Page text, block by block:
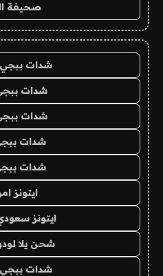
صحيفة
شدات
شدات
شدات
شدات
شدات
ايتونز
ايتونز
شحن يلا
شدات